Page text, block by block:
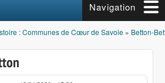
Navigation
: Communes de Cœur de Savoie » Betton-